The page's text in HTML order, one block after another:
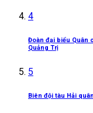
4
Đoàn đại biểu Quân
Quảng Trị
5
Biên đội tàu Hải